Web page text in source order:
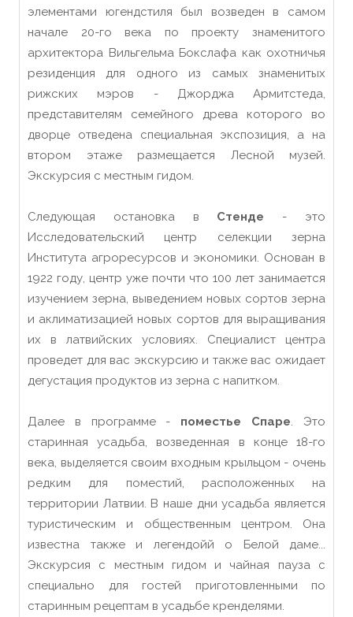
элементами югендстиля был возведен в самом
начале 20-го века по проекту знаменитого
архитектора Вильгельма Бокслафа как охотничья
резиденция для одного из самых знаменитых
рижских мэров - Джорджа Армитстеда,
представителям семейного древа которого во
дворце отведена специальная экспозиция, а на
втором этаже размещается Лесной музей.
Экскурсия с местным гидом.
Следующая остановка в Стенде - это
Исследовательский центр селекции зерна
Института агроресурсов и экономики. Основан в
1922 году, центр уже почти что 100 лет занимается
изучением зерна, выведением новых сортов зерна
и аклиматизацией новых сортов для выращивания
их в латвийских условиях. Специалист центра
проведет для вас экскурсию и также вас ожидает
дегустация продуктов из зерна с напитком.
Далее в программе - поместье Спаре. Это
старинная усадьба, возведенная в конце 18-го
века, выделяется своим входным крыльцом - очень
редким для поместий, расположенных на
территории Латвии. В наше дни усадьба является
туристическим и общественным центром. Она
известна также и легендойй о Белой даме...
Экскурсия с местным гидом и чайная пауза с
специально для гостей приготовленными по
старинным рецептам в усадьбе кренделями.